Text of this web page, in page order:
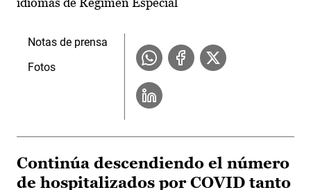
Notas de prensa
Fotos
Continúa descendiendo el número
de hospitalizados por COVID tanto